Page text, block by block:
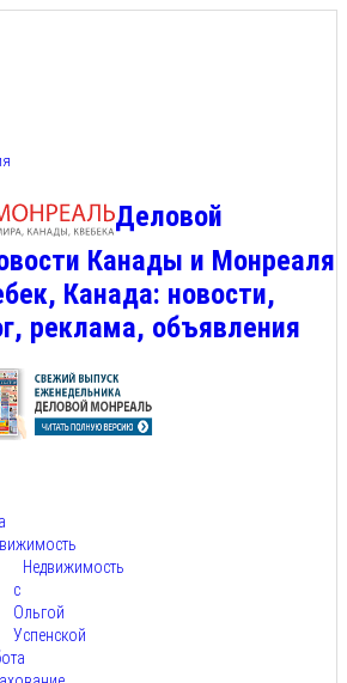
Деловой
Канады и Монреаля
Канада: новости,
реклама, объявления
Недвижимость
с
Ольгой
Успенской